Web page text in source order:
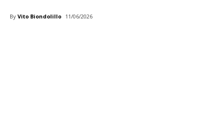
By Vito Biondolillo 11/06/2026